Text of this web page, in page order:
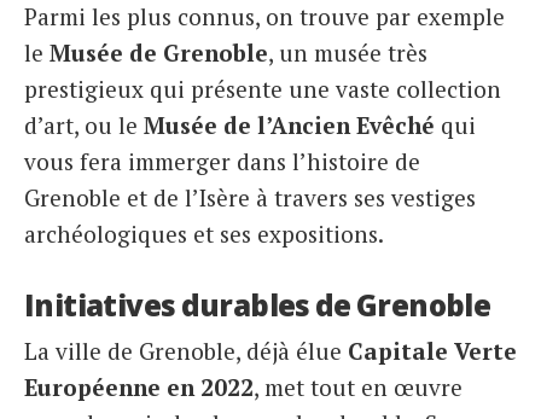
Parmi les plus connus, on trouve par exemple
le Musée de Grenoble, un musée très
prestigieux qui présente une vaste collection
d’art, ou le Musée de l’Ancien Evêché qui
vous fera immerger dans l’histoire de
Grenoble et de l’Isère à travers ses vestiges
archéologiques et ses expositions.
Initiatives durables de Grenoble
La ville de Grenoble, déjà élue Capitale Verte
Européenne en 2022, met tout en œuvre